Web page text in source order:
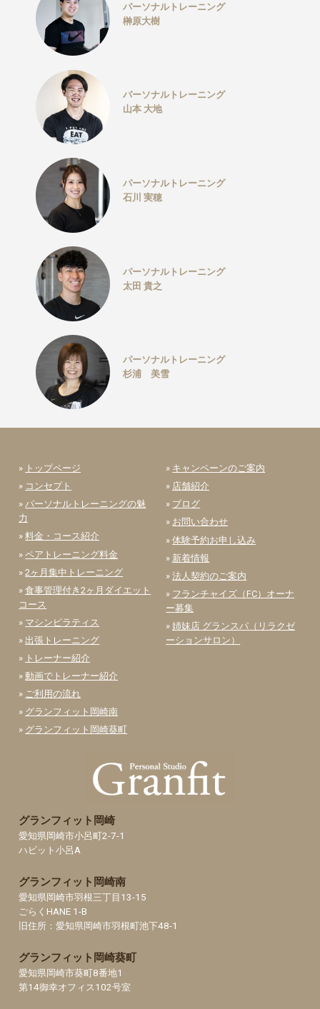
パーソナルトレーニング
榊原大樹
パーソナルトレーニング
山本 大地
パーソナルトレーニング
石川 実穂
パーソナルトレーニング
太田 貴之
パーソナルトレーニング
杉浦 美雪
» トップページ
» コンセプト
»パーソナルトレーニングの魅
力
»料金・コース紹介
»ペアトレーニング料金
»2ヶ月集中トレーニング
»食事管理付き2ヶ月ダイエット
コース
» マシンピラティス
» 出張トレーニング
» トレーナー紹介
»動画でトレーナー紹介
» ご利用の流れ
» グランフィット岡崎南
» グランフィット岡崎葵町
» キャンペーンのご案内
» 店舗紹介
» ブログ
» お問い合わせ
»体験予約お申し込み
» 新着情報
»法人契約のご案内
» フランチャイズ（FC）オーナ
ー募集
»姉妹店 グランスパ（リラクゼ
ーションサロン）
グランフィット岡崎
愛知県岡崎市小呂町2-7-1
ハビット小呂A
グランフィット岡崎南
愛知県岡崎市羽根三丁目13-15
ごらくHANE 1-B
旧住所：愛知県岡崎市羽根町池下48-1
グランフィット岡崎葵町
愛知県岡崎市葵町8番地1
第14御幸オフィス102号室